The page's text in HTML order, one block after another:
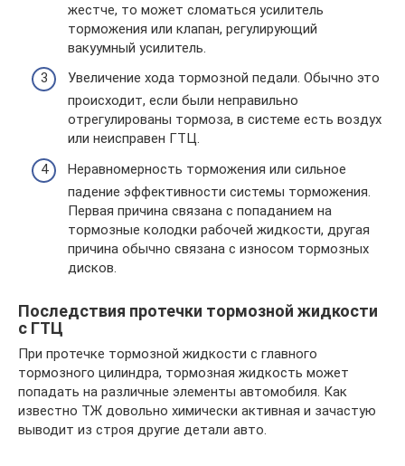
жестче, то может сломаться усилитель
торможения или клапан, регулирующий
вакуумный усилитель.
Увеличение хода тормозной педали. Обычно это
происходит, если были неправильно
отрегулированы тормоза, в системе есть воздух
или неисправен ГТЦ.
Неравномерность торможения или сильное
падение эффективности системы торможения.
Первая причина связана с попаданием на
тормозные колодки рабочей жидкости, другая
причина обычно связана с износом тормозных
дисков.
Последствия протечки тормозной жидкости
с ГТЦ
При протечке тормозной жидкости с главного
тормозного цилиндра, тормозная жидкость может
попадать на различные элементы автомобиля. Как
известно ТЖ довольно химически активная и зачастую
выводит из строя другие детали авто.